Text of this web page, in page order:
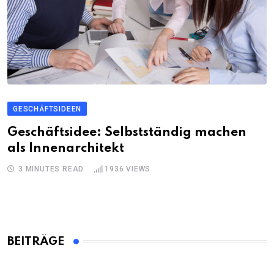
GESCHÄFTSIDEEN
Geschäftsidee: Selbstständig machen
als Innenarchitekt
3 MINUTES READ 1936 VIEWS
BEITRÄGE